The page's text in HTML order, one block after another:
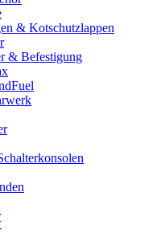
& Kotschutzlappen
& Befestigung